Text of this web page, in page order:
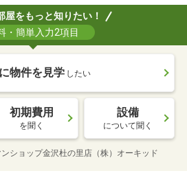
屋をもっと知りたい！
・簡単入力2項目
物件を見学 したい
初期費用
を聞く
設備
について聞く
ンショップ金沢杜の里店（株）オーキッド